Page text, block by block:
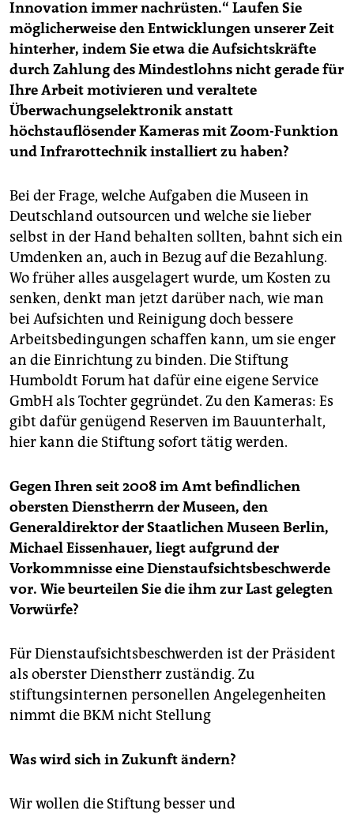
Innovation immer nachrüsten.“ Laufen Sie
möglicherweise den Entwicklungen unserer Zeit
hinterher, indem Sie etwa die Aufsichtskräfte
durch Zahlung des Mindestlohns nicht gerade für
Ihre Arbeit motivieren und veraltete
Überwachungselektronik anstatt
höchstauflösender Kameras mit Zoom-Funktion
und Infrarottechnik installiert zu haben?
Bei der Frage, welche Aufgaben die Museen in
Deutschland outsourcen und welche sie lieber
selbst in der Hand behalten sollten, bahnt sich ein
Umdenken an, auch in Bezug auf die Bezahlung.
Wo früher alles ausgelagert wurde, um Kosten zu
senken, denkt man jetzt darüber nach, wie man
bei Aufsichten und Reinigung doch bessere
Arbeitsbedingungen schaffen kann, um sie enger
an die Einrichtung zu binden. Die Stiftung
Humboldt Forum hat dafür eine eigene Service
GmbH als Tochter gegründet. Zu den Kameras: Es
gibt dafür genügend Reserven im Bauunterhalt,
hier kann die Stiftung sofort tätig werden.
Gegen Ihren seit 2008 im Amt befindlichen
obersten Dienstherrn der Museen, den
Generaldirektor der Staatlichen Museen Berlin,
Michael Eissenhauer, liegt aufgrund der
Vorkommnisse eine Dienstaufsichtsbeschwerde
vor. Wie beurteilen Sie die ihm zur Last gelegten
Vorwürfe?
Für Dienstaufsichtsbeschwerden ist der Präsident
als oberster Dienstherr zuständig. Zu
stiftungsinternen personellen Angelegenheiten
nimmt die BKM nicht Stellung
Was wird sich in Zukunft ändern?
Wir wollen die Stiftung besser und